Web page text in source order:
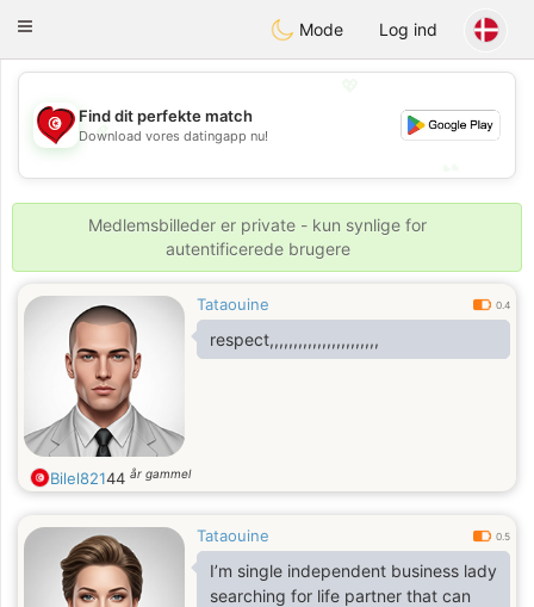
Tunisia Dating
Toggle
Mode Log ind
💖
💕
Find dit perfekte match
Download vores datingapp nu!
Medlemsbilleder er private - kun synlige for
autentificerede brugere
Tataouine 0.4
respect,,,,,,,,,,,,,,,,,,,,,,,
Bilel82144 år gammel
Tataouine 0.5
I’m single independent business lady
searching for life partner that can